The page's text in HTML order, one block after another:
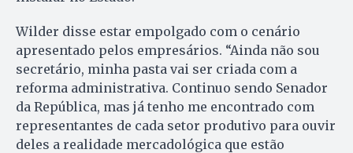
Wilder disse estar empolgado com o cenário
apresentado pelos empresários. “Ainda não sou
secretário, minha pasta vai ser criada com a
reforma administrativa. Continuo sendo Senador
da República, mas já tenho me encontrado com
representantes de cada setor produtivo para ouvir
deles a realidade mercadológica que estão